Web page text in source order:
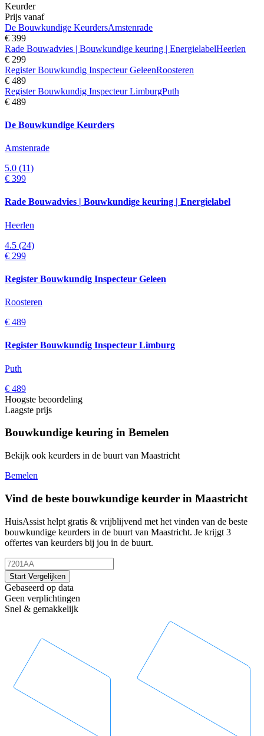
Keurder
Prijs vanaf
De Bouwkundige KeurdersAmstenrade
€ 399
Rade Bouwadvies | Bouwkundige keuring | EnergielabelHeerlen
€ 299
Register Bouwkundig Inspecteur GeleenRoosteren
€ 489
Register Bouwkundig Inspecteur LimburgPuth
€ 489
De Bouwkundige Keurders
Amstenrade
5.0 (11)
€ 399
Rade Bouwadvies | Bouwkundige keuring | Energielabel
Heerlen
4.5 (24)
€ 299
Register Bouwkundig Inspecteur Geleen
Roosteren
€ 489
Register Bouwkundig Inspecteur Limburg
Puth
€ 489
Hoogste beoordeling
Laagste prijs
Bouwkundige keuring in Bemelen
Bekijk ook keurders in de buurt van Maastricht
Bemelen
Vind de beste bouwkundige keurder in Maastricht
HuisAssist helpt gratis & vrijblijvend met het vinden van de beste
bouwkundige keurders in de buurt van Maastricht. Je krijgt 3
offertes van keurders bij jou in de buurt.
Start Vergelijken
Gebaseerd op data
Geen verplichtingen
Snel & gemakkelijk